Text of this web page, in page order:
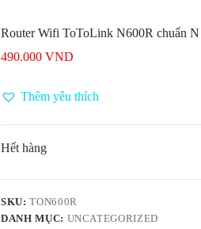
Router Wifi ToToLink N600R chuẩn
490.000 VND
Thêm yêu thích
Hết hàng
SKU:TON600R
DANH MỤC: UNCATEGORIZED